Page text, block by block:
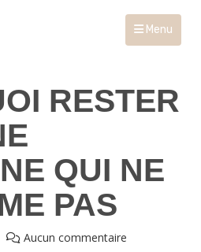
Menu
RESTER
QUI NE
PAS
Aucun commentaire